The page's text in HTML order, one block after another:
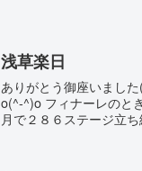
浅草楽日
ありがとう御座いまし
o(^-^)o フィナーレのと
月で２８６ステージ立